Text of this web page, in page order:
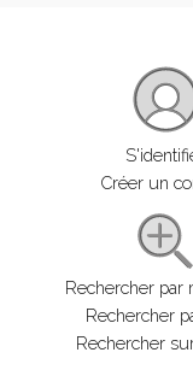
Créer un
Rechercher par
Rechercher
Rechercher